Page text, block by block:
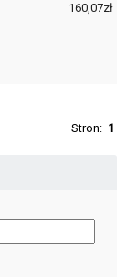
160,07zł
Stron: 1